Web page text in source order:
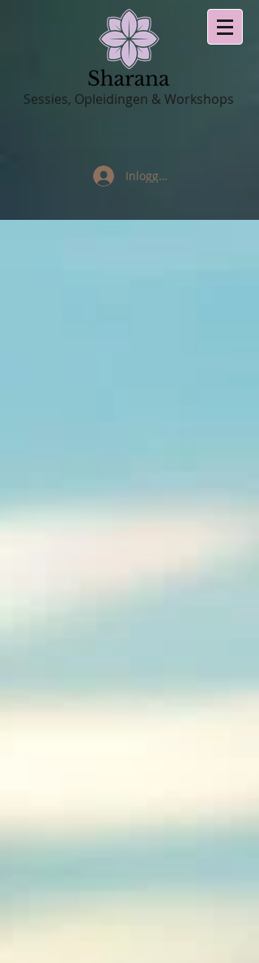
Sessies, Opleidingen & Workshops
Inloggen